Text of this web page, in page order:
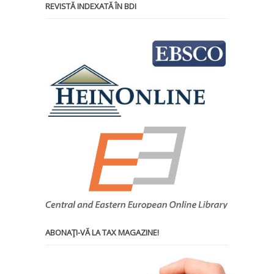
REVISTĂ INDEXATĂ ÎN BDI
ABONAŢI-VĂ LA TAX MAGAZINE!